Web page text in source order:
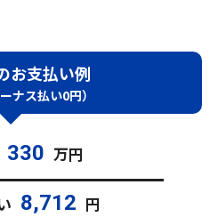
お支払い例
ナス払い0円）
330 万円
8,712 円